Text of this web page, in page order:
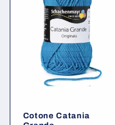
Cotone Catania